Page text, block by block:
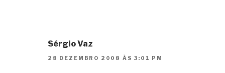
Sérgio Vaz
28 DEZEMBRO 2008 ÀS 3:01 PM